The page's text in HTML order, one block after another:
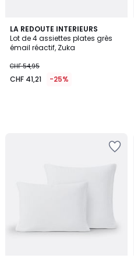
LA REDOUTE INTERIEURS
Lot de 4 assiettes plates grès
émail réactif, Zuka
CHF 54,95
CHF 41,21 -25%